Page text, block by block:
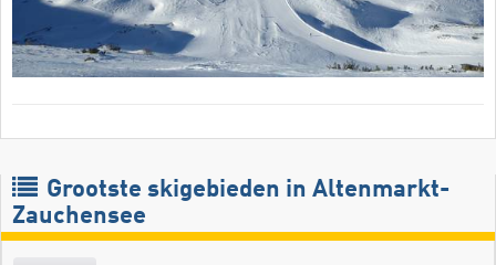
Grootste skigebieden in Altenmarkt-
Zauchensee